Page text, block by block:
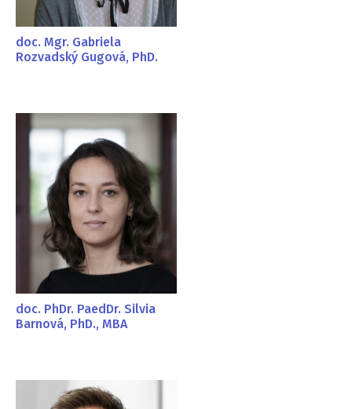
doc. Mgr. Gabriela
Rozvadský Gugová, PhD.
doc. PhDr. PaedDr. Silvia
Barnová, PhD., MBA